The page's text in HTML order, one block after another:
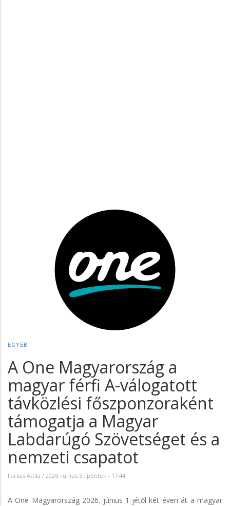
EGYÉB
A One Magyarország a
magyar férfi A-válogatott
távközlési főszponzoraként
támogatja a Magyar
Labdarúgó Szövetséget és a
nemzeti csapatot
Farkas Attila / 2026. június 5., péntek - 17:44
A One Magyarország 2026. június 1-jétől két éven át a magyar